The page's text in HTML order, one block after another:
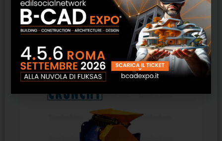
calcestruzzo.
Prodotti correlati